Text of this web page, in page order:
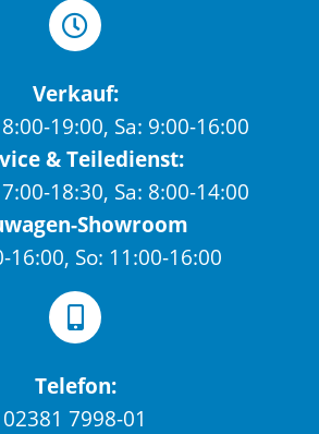
Verkauf:
19:00, Sa: 9:00-16:00
& Teiledienst:
18:30, Sa: 8:00-14:00
Showroom
16:00, So: 11:00-16:00
Telefon:
02381 7998-01